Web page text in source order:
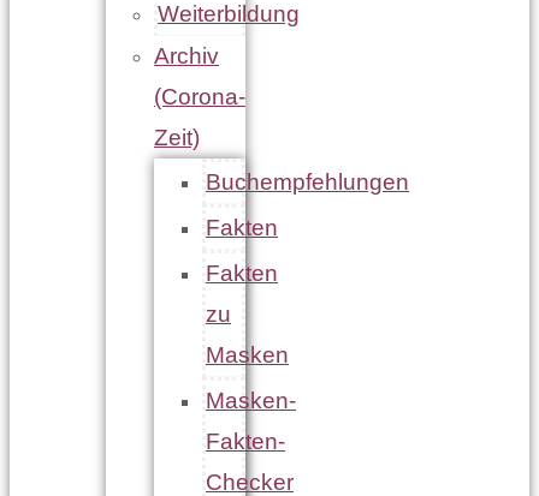
Weiterbildung
Archiv
(Corona-
Zeit)
Buchempfehlungen
Fakten
Fakten
zu
Masken
Masken-
Fakten-
Checker